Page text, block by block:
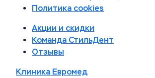
Политика cookies
Акции и скидки
Команда СтильДент
Отзывы
Клиника Евромед